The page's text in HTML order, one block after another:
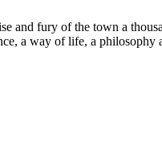
fury of the town a
a way of life, a philosophy